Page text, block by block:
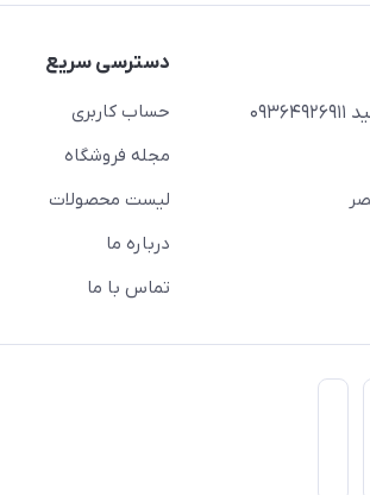
دسترسی سریع
حساب کاربری
مجله فروشگاه
لیست محصولات
درباره ما
تماس با ما